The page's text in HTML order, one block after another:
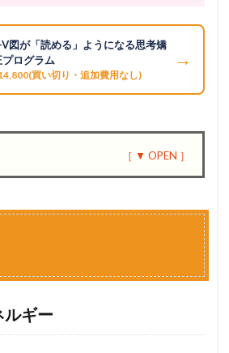
V図が「読める」ようになる思考矯
プログラム
買い切り・追加費用なし)
→
ルギー